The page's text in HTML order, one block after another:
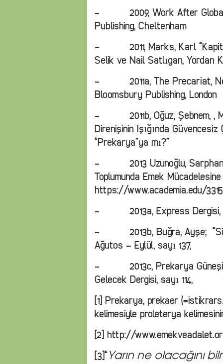
- 2009, Work After
Publishing, Cheltenham
- 2011, Marks, Karl “Kapital,
Selik ve Nail Satlıgan, Yordan
- 2011a, The Precariat, New
Bloomsbury Publishing, London
- 2011b, Oğuz, Şebnem, ,
Direnişinin Işığında
“Prekarya”ya mı?”
- 2013 Uzunoğlu, Sarphan;
Toplumunda Emek
https://www.academia.edu/
- 2013a, Express Dergisi,
- 2013b, Buğra, Ayşe;
Ağutos – Eylül, sayı 137,
- 2013c, Prekarya Güneşi
Gelecek Dergisi, sayı 114,
[1] Prekarya, prekaer
kelimesiyle proleterya
[2] http://
[3]“ Yarın ne olacağını